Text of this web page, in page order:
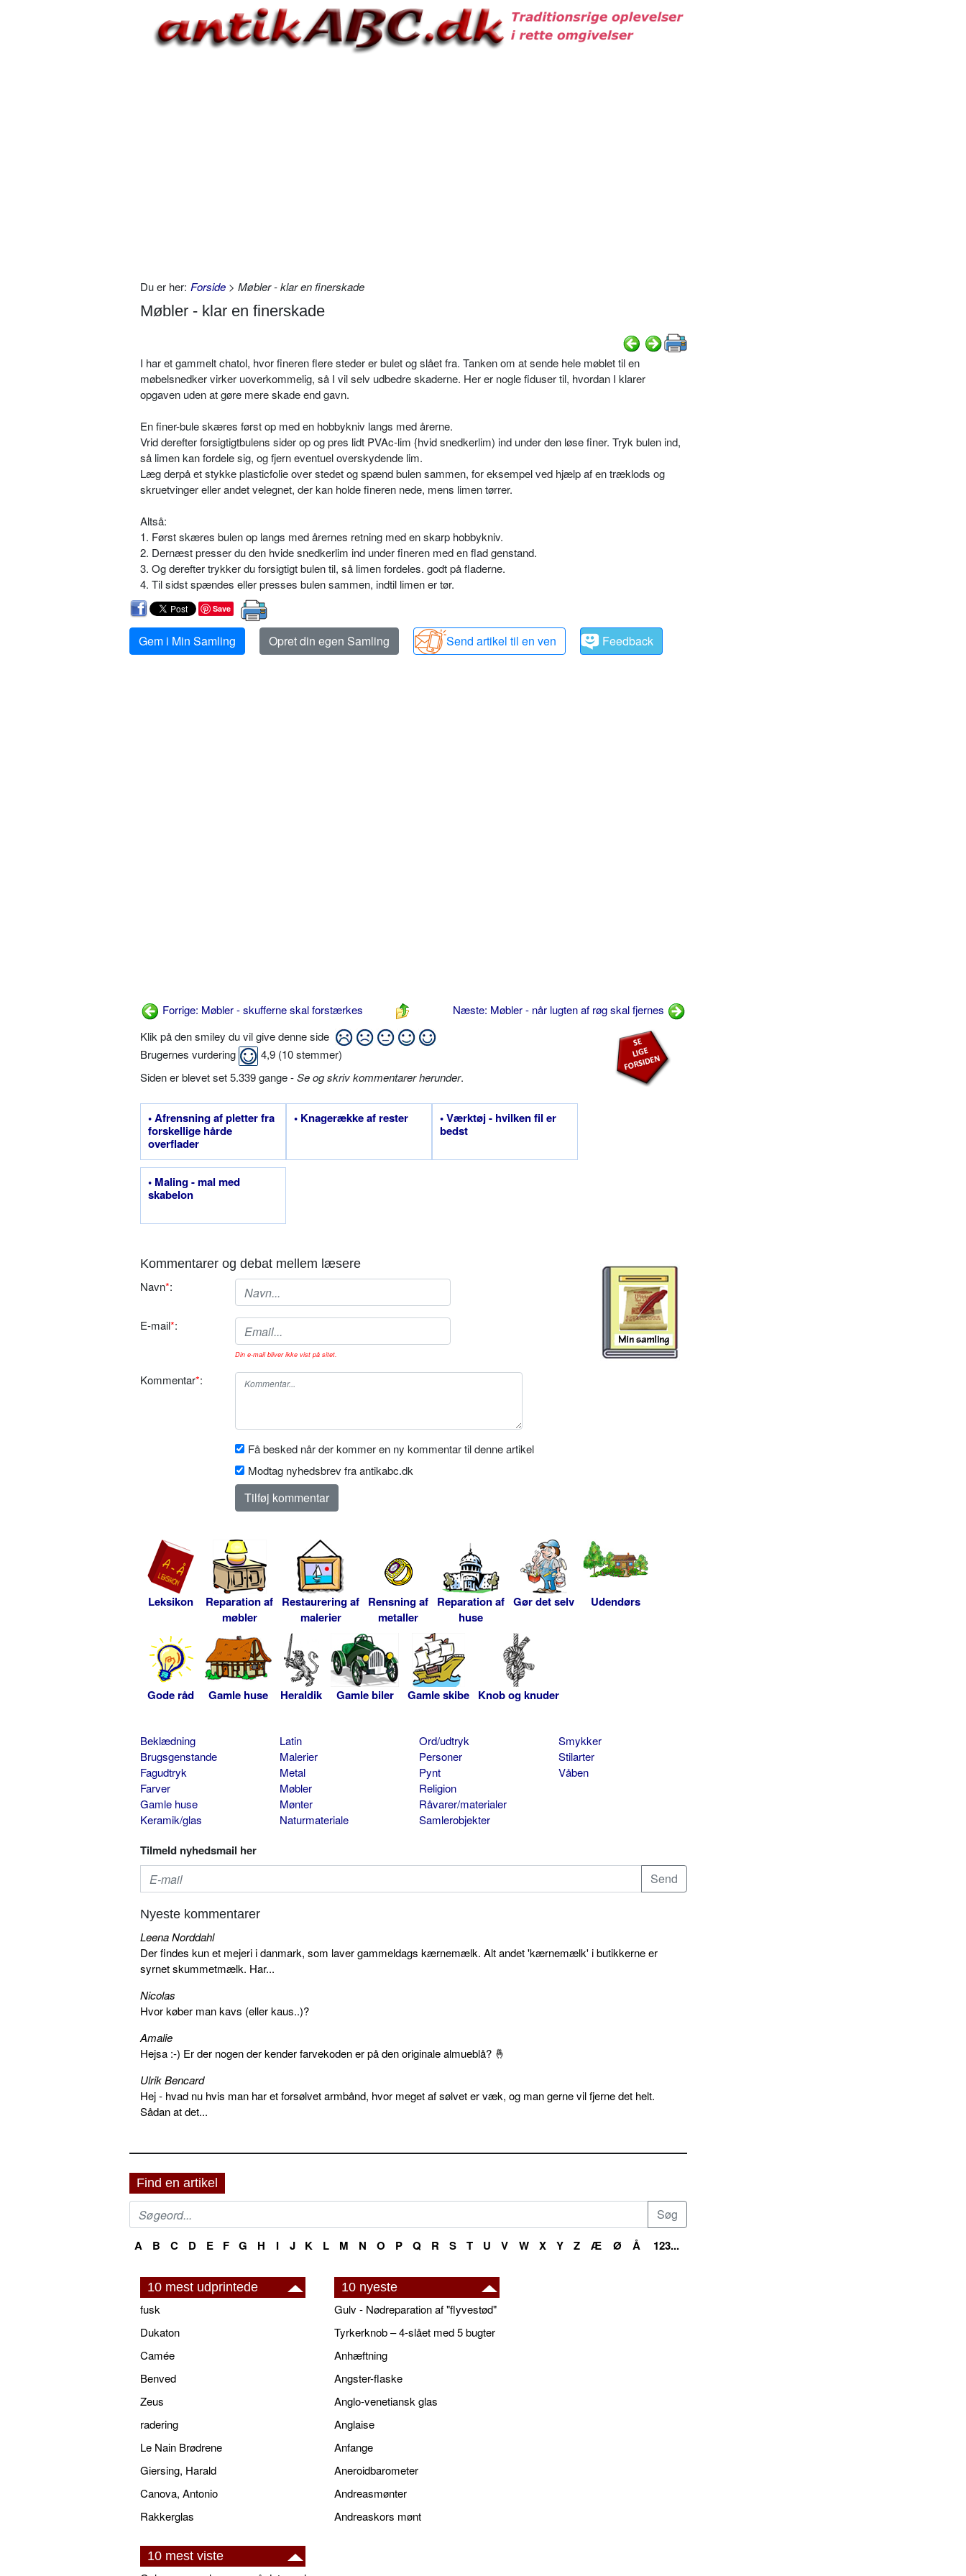
Du er her: Forside > Møbler - klar en finerskade
Møbler - klar en finerskade
I har et gammelt chatol, hvor fineren flere steder er bulet og slået fra. Tanken om at sende hele møblet til en
møbelsnedker virker uoverkommelig, så I vil selv udbedre skaderne. Her er nogle fiduser til, hvordan I klarer
opgaven uden at gøre mere skade end gavn.
En finer-bule skæres først op med en hobbykniv langs med årerne.
Vrid derefter forsigtigtbulens sider op og pres lidt PVAc-lim {hvid snedkerlim) ind under den løse finer. Tryk bulen ind,
så limen kan fordele sig, og fjern eventuel overskydende lim.
Læg derpå et stykke plasticfolie over stedet og spænd bulen sammen, for eksempel ved hjælp af en træklods og
skruetvinger eller andet velegnet, der kan holde fineren nede, mens limen tørrer.
Altså:
1. Først skæres bulen op langs med årernes retning med en skarp hobbykniv.
2. Dernæst presser du den hvide snedkerlim ind under fineren med en flad genstand.
3. Og derefter trykker du forsigtigt bulen til, så limen fordeles. godt på fladerne.
4. Til sidst spændes eller presses bulen sammen, indtil limen er tør.
Save
Gem i Min Samling Opret din egen Samling Send artikel til en ven Feedback
Forrige: Møbler - skufferne skal forstærkes
Næste: Møbler - når lugten af røg skal fjernes
Klik på den smiley du vil give denne side
Brugernes vurdering
4,9 (10stemmer)
Siden er blevet set 5.339 gange -Se og skriv kommentarer herunder.
• Afrensning af pletter fra
forskellige hårde
overflader
• Knagerække af rester
• Værktøj - hvilken fil er
bedst
• Maling - mal med
skabelon
Kommentarer og debat mellem læsere
Navn*:
E-mail*:
Din e-mail bliver ikke vist på sitet.
Kommentar*:
Få besked når der kommer en ny kommentar til denne artikel
Modtag nyhedsbrev fra antikabc.dk
Leksikon
Reparation af
møbler
Restaurering af
malerier
Rensning af
metaller
Reparation af
huse
Gør det selv Udendørs
Gode råd Gamle huse Heraldik Gamle biler Gamle skibe Knob og knuder
Beklædning
Brugsgenstande
Fagudtryk
Farver
Gamle huse
Keramik/glas
Latin
Malerier
Metal
Møbler
Mønter
Naturmateriale
Ord/udtryk
Personer
Pynt
Religion
Råvarer/materialer
Samlerobjekter
Smykker
Stilarter
Våben
Tilmeld nyhedsmail her
Nyeste kommentarer
Leena Norddahl
Der findes kun et mejeri i danmark, som laver gammeldags kærnemælk. Alt andet 'kærnemælk' i butikkerne er
syrnet skummetmælk. Har...
Nicolas
Hvor køber man kavs (eller kaus..)?
Amalie
Hejsa :-) Er der nogen der kender farvekoden er på den originale almueblå? 🤞
Ulrik Bencard
Hej - hvad nu hvis man har et forsølvet armbånd, hvor meget af sølvet er væk, og man gerne vil fjerne det helt.
Sådan at det...
Find en artikel
A B C D E F G H I J K L M N O P Q R S T U V W X Y Z Æ Ø Å 123...
10 mest udprintede
fusk
Dukaton
Camée
Benved
Zeus
radering
Le Nain Brødrene
Giersing, Harald
Canova, Antonio
Rakkerglas
10 nyeste
Gulv - Nødreparation af "flyvestød"
Tyrkerknob – 4-slået med 5 bugter
Anhæftning
Angster-flaske
Anglo-venetiansk glas
Anglaise
Anfange
Aneroidbarometer
Andreasmønter
Andreaskors mønt
10 mest viste